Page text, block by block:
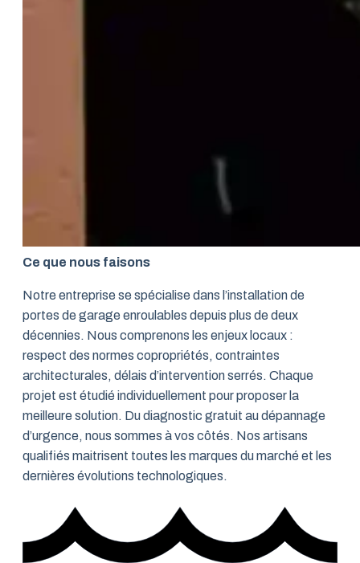
Ce que nous faisons
Notre entreprise se spécialise dans l’installation de
portes de garage enroulables depuis plus de deux
décennies. Nous comprenons les enjeux locaux :
respect des normes copropriétés, contraintes
architecturales, délais d’intervention serrés. Chaque
projet est étudié individuellement pour proposer la
meilleure solution. Du diagnostic gratuit au dépannage
d’urgence, nous sommes à vos côtés. Nos artisans
qualifiés maitrisent toutes les marques du marché et les
dernières évolutions technologiques.